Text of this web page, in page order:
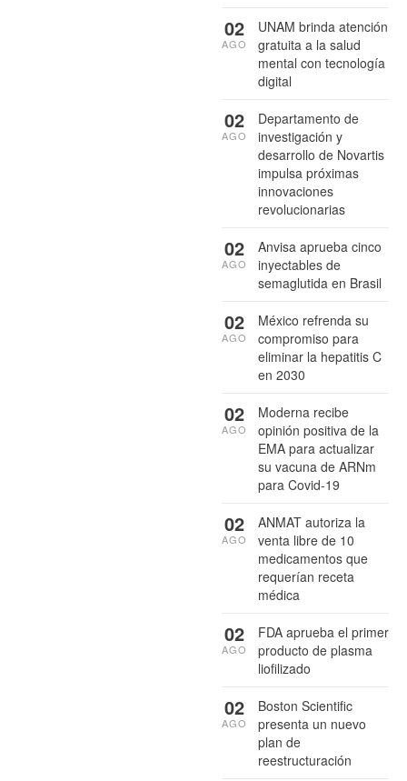
UNAM brinda atención
gratuita a la salud
mental con tecnología
digital
02
AGO
Departamento de
investigación y
desarrollo de Novartis
impulsa próximas
innovaciones
revolucionarias
02
AGO
Anvisa aprueba cinco
inyectables de
semaglutida en Brasil
02
AGO
México refrenda su
compromiso para
eliminar la hepatitis C
en 2030
02
AGO
Moderna recibe
opinión positiva de la
EMA para actualizar
su vacuna de ARNm
para Covid-19
02
AGO
ANMAT autoriza la
venta libre de 10
medicamentos que
requerían receta
médica
02
AGO
FDA aprueba el primer
producto de plasma
liofilizado
02
AGO
Boston Scientific
presenta un nuevo
plan de
reestructuración
02
AGO